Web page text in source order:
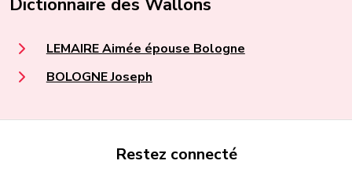
Dictionnaire des Wallons
LEMAIRE Aimée épouse Bologne
BOLOGNE Joseph
Restez connecté